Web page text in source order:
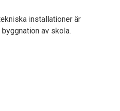
installationer är
av skola.